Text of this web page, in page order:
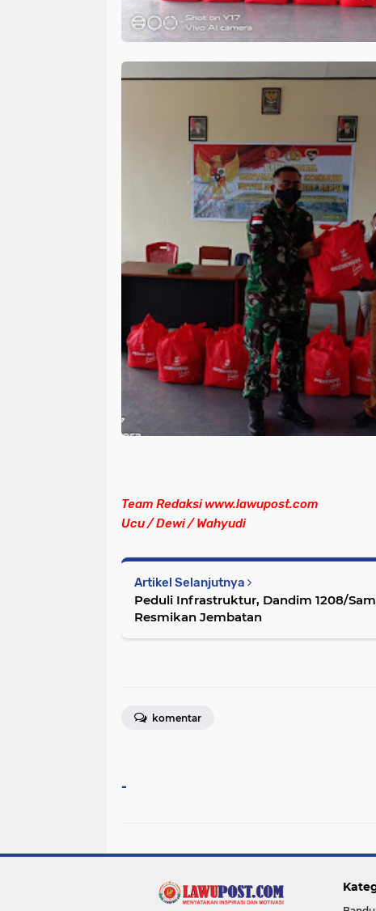
Team Redaksi www.lawupost.com
Ucu / Dewi / Wahyudi
Artikel Selanjutnya
Peduli Infrastruktur, Dandim 1208/
Resmikan Jembatan
komentar
-